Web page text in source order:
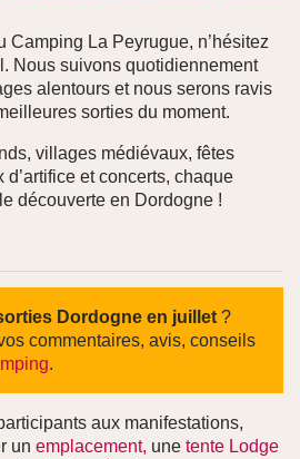
Camping La Peyrugue, n’hésitez
Nous suivons quotidiennement
alentours et nous serons ravis
sorties du moment.
villages médiévaux, fêtes
d’artifice et concerts, chaque
découverte en Dordogne !
Dordogne en juillet ?
commentaires, avis, conseils
.
aux manifestations,
un emplacement, une tente Lodge